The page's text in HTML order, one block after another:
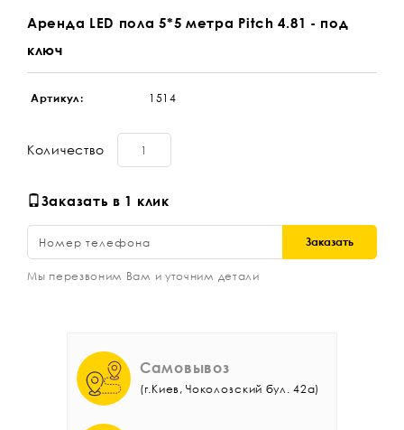
Аренда LED пола 5*5 метра Pitch 4.81 - под
ключ
Артикул: 1514
Заказать в 1 клик
Заказать
Мы перезвоним Вам и уточним детали
Количество
Самовывоз
(г.Киев, Чоколовский бул. 42а)